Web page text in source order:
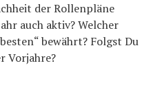
der Rollenpläne
auch aktiv? Welcher
bewährt? Folgst Du
Vorjahre?